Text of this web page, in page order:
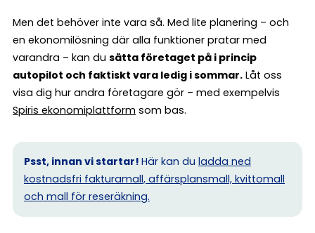
Men det behöver inte vara så. Med lite planering – och
en ekonomilösning där alla funktioner pratar med
varandra – kan du sätta företaget på i princip
autopilot och faktiskt vara ledig i sommar. Låt oss
visa dig hur andra företagare gör – med exempelvis
Spiris ekonomiplattform som bas.
Psst, innan vi startar! Här kan du ladda ned
kostnadsfri fakturamall, affärsplansmall, kvittomall
och mall för reseräkning.